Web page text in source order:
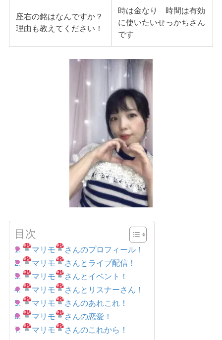
座右の銘はなんですか？
理由も教えてください！
時は金なり 時間は有効
に使いたいせっかちさん
です
目次
マリモ
さんのプロフィール！
マリモ
さんとライブ配信！
マリモ
さんとイベント！
マリモ
さんとリスナーさん！
マリモ
さんのあれこれ！
マリモ
さんの恋愛！
マリモ
さんのこれから！